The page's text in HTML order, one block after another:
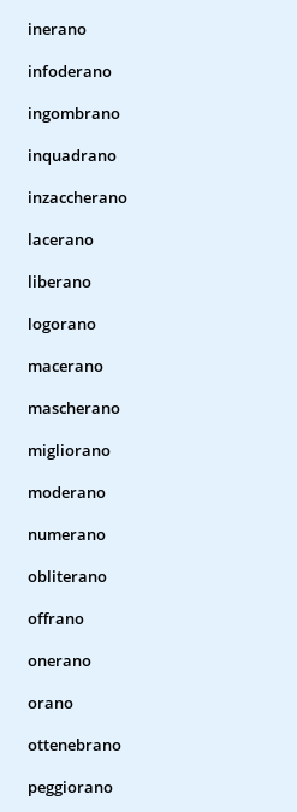
inerano
infoderano
ingombrano
inquadrano
inzaccherano
lacerano
liberano
logorano
macerano
mascherano
migliorano
moderano
numerano
obliterano
offrano
onerano
orano
ottenebrano
peggiorano